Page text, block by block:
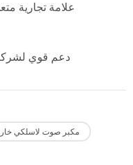
علامة تجارية
دعم قوي
مكبر صوت لاسلكي